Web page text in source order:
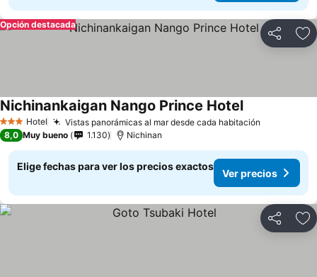
Compartir
Opción destacada
3 Estrellas
Hotel Vistas panorámicas al mar desde cada habitación
Nichinankaigan Nango Prince HotelVer precios
8,0 Muy bueno 1.130 Nichinan
Elige fechas para ver los precios exactos
Ver precios
Compartir